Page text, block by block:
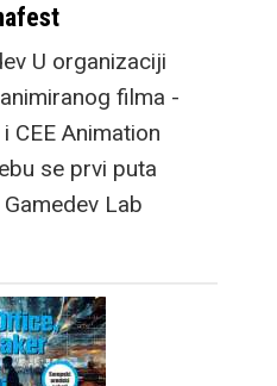
U organizaciji
filma -
CEE Animation
se prvi puta
Lab